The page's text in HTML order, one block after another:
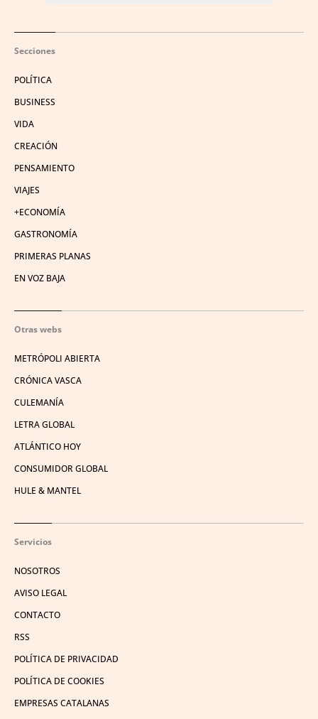
Secciones
POLÍTICA
BUSINESS
VIDA
CREACIÓN
PENSAMIENTO
VIAJES
+ECONOMÍA
GASTRONOMÍA
PRIMERAS PLANAS
EN VOZ BAJA
Otras webs
METRÓPOLI ABIERTA
CRÓNICA VASCA
CULEMANÍA
LETRA GLOBAL
ATLÁNTICO HOY
CONSUMIDOR GLOBAL
HULE & MANTEL
Servicios
NOSOTROS
AVISO LEGAL
CONTACTO
RSS
POLÍTICA DE PRIVACIDAD
POLÍTICA DE COOKIES
EMPRESAS CATALANAS